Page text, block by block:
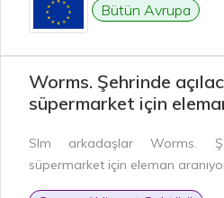
Bütün Avrupa
Worms. Şehrinde
süpermarket için
Slm arkadaşlar Worms.
süpermarket için eleman